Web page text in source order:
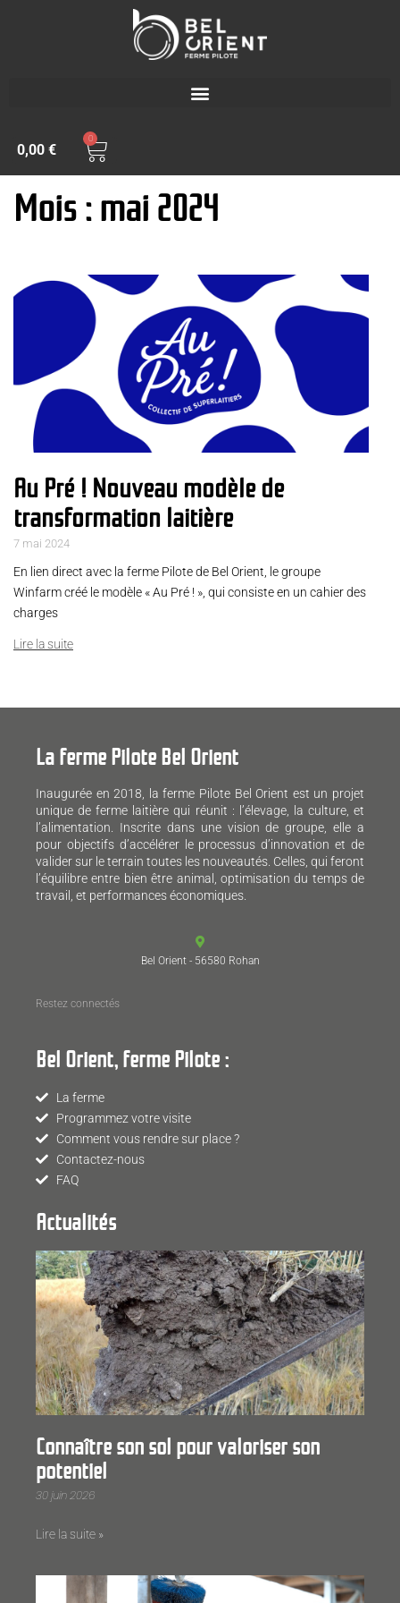
0,00 €
0
Mois : mai 2024
Au Pré ! Nouveau modèle de
transformation laitière
7 mai 2024
En lien direct avec la ferme Pilote de Bel Orient, le groupe
Winfarm créé le modèle « Au Pré ! », qui consiste en un cahier des
charges
Lire la suite
La ferme Pilote Bel Orient
Inaugurée en 2018, la ferme Pilote Bel Orient est un projet
unique de ferme laitière qui réunit : l’élevage, la culture, et
l’alimentation. Inscrite dans une vision de groupe, elle a
pour objectifs d’accélérer le processus d’innovation et de
valider sur le terrain toutes les nouveautés. Celles, qui feront
l’équilibre entre bien être animal, optimisation du temps de
travail, et performances économiques.
Bel Orient - 56580 Rohan
Restez connectés
Bel Orient, ferme Pilote :
La ferme
Programmez votre visite
Comment vous rendre sur place ?
Contactez-nous
FAQ
Actualités
Connaître son sol pour valoriser son
potentiel
30 juin 2026
Lire la suite »